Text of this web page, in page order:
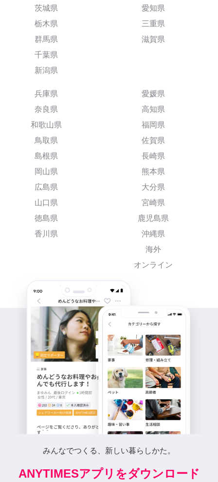
茨城県
栃木県
群馬県
千葉県
新潟県
愛知県
三重県
滋賀県
兵庫県
奈良県
和歌山県
鳥取県
島根県
岡山県
広島県
山口県
徳島県
香川県
愛媛県
高知県
福岡県
佐賀県
長崎県
熊本県
大分県
宮崎県
鹿児島県
沖縄県
海外
オンライン
みんなでつくる、新しい暮らしかた。
ANYTIMESアプリをダウンロード